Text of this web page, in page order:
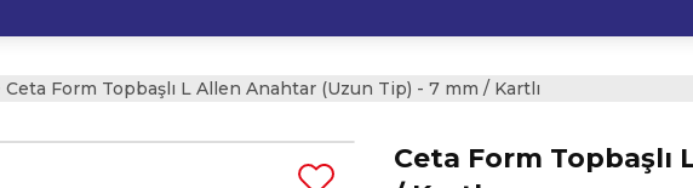
Ceta Form Topbaşlı L Allen Anahtar (Uzun Tip) - 7 mm / Kartlı
Ceta Form Topbaşlı